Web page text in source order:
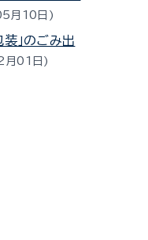
月10日
装」のごみ出
01日